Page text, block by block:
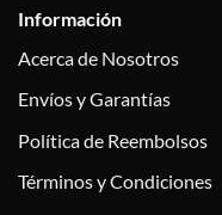
Información
Acerca de Nosotros
Envíos y Garantías
Política de Reembolsos
Términos y Condiciones